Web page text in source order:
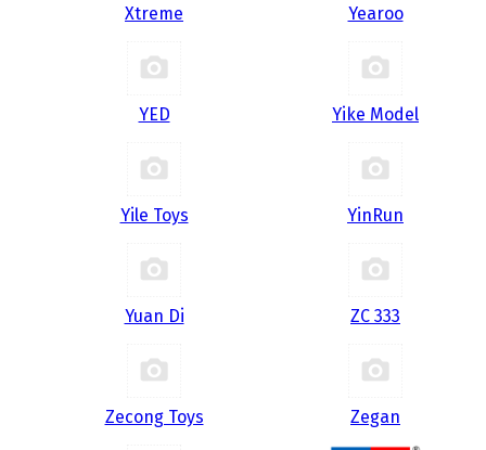
Xtreme Yearoo
YED Yike Model
Yile Toys YinRun
Yuan Di ZC 333
Zecong Toys Zegan